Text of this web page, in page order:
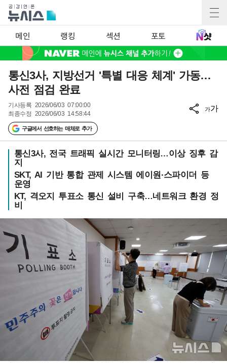
메인 랭킹 섹션 포토
통신3사, 지방선거 '특별 대응 체계' 가동…
사전 점검 완료
기사등록 2026/06/03 07:00:00
최종수정 2026/06/03 14:58:44
구글에서 선호하는 매체로 추가
가가
통신3사, 전국 트래픽 실시간 모니터링…이상 징후 감
지
SKT, AI 기반 통합 관제 시스템 에이원·스파이더 등
운영
KT, 격오지 투표소 통신 설비 구축…네트워크 환경 정
비